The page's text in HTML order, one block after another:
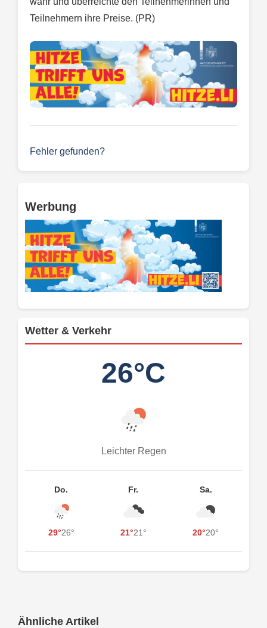
Teilnehmern ihre Preise. (PR)
Fehler gefunden?
Werbung
Wetter & Verkehr
26°C
Leichter Regen
Do.
29°26°
Fr.
21°21°
Sa.
20°20°
Ähnliche Artikel